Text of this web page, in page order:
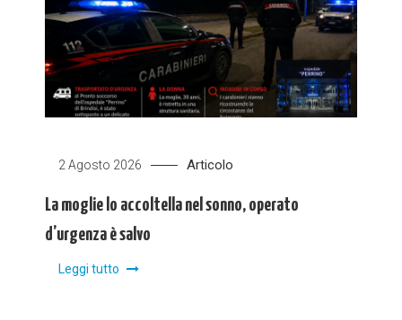
2 Agosto 2026 Articolo
La moglie lo accoltella nel sonno, operato
d’urgenza è salvo
Leggi tutto